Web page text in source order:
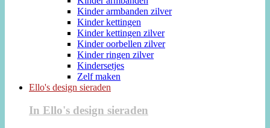
Kinder armbanden zilver
Kinder kettingen
Kinder kettingen zilver
Kinder oorbellen zilver
Kinder ringen zilver
Kindersetjes
Zelf maken
Ello's design sieraden
In Ello's design sieraden